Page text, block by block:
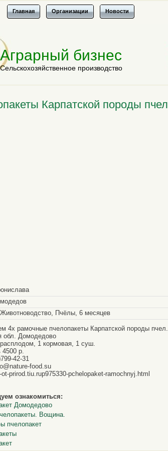
Главная Организации Новости
Аграрный бизнес
Сельскохозяйственное производство
Карпатской породы пчел
Животноводство, Пчёлы, 6 месяцев
4х рамочные пчелопакеты Карпатской породы пчел.
обл. Домодедово
1 кормовая, 1 суш.
4500 р.
42-31
food.su
prirod.tiu.rup975330-pchelopaket-ramochnyj.html
ознакомиться:
Домодедово
Вощина.
пчелопакет